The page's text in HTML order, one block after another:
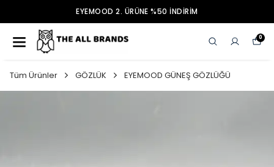
EYEMOOD 2. ÜRÜNE %50 İNDİRİM
0
Tüm Ürünler GÖZLÜK EYEMOOD GÜNEŞ GÖZLÜĞÜ